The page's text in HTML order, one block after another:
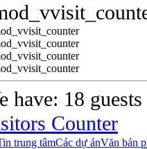
have: 18
Counter
trung tâmCác dự ánVăn bản